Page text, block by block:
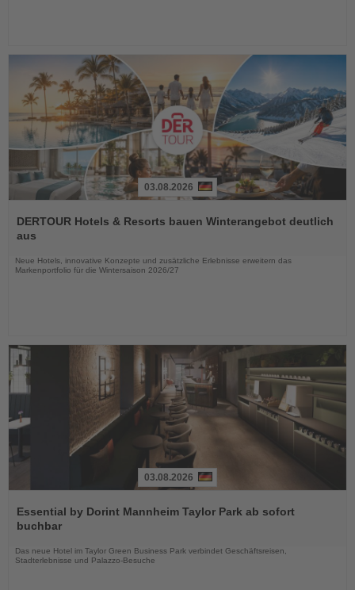
Sie
die
03.08.2026
DERTOUR Hotels & Resorts bauen Winterangebot deutlich
aus
Neue Hotels, innovative Konzepte und zusätzliche Erlebnisse erweitern das
Markenportfolio für die Wintersaison 2026/27
Sie
die
03.08.2026
Essential by Dorint Mannheim Taylor Park ab sofort
buchbar
Das neue Hotel im Taylor Green Business Park verbindet Geschäftsreisen,
Stadterlebnisse und Palazzo-Besuche